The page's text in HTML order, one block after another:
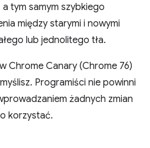
tym samym szybkiego
między starymi i nowymi
lub jednolitego tła.
Chrome Canary (Chrome 76)
Programiści nie powinni
żadnych zmian
korzystać.